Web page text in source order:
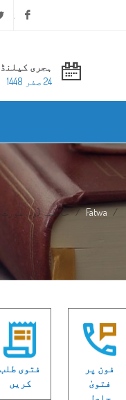
ہجری
24 صفر 1448
Fatwa حائضہ (وہ عورت
فون پر
فتویٰ
فتوی طلب
کریں